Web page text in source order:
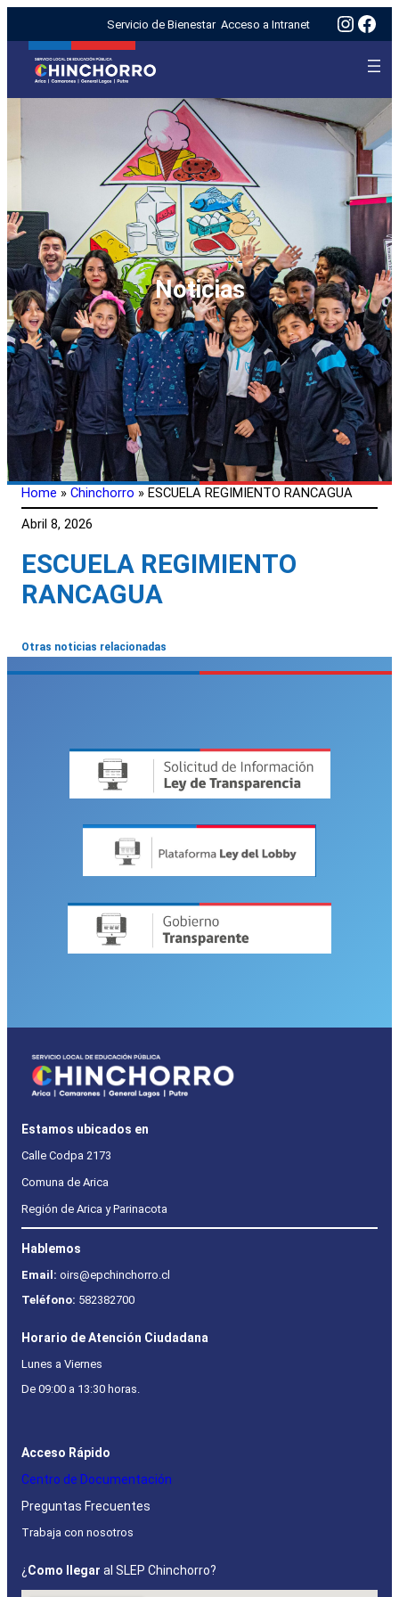
Servicio de Bienestar Acceso a Intranet
Noticias
Home » Chinchorro » ESCUELA REGIMIENTO RANCAGUA
Abril 8, 2026
ESCUELA REGIMIENTO
RANCAGUA
Otras noticias relacionadas
Estamos ubicados en
Calle Codpa 2173
Comuna de Arica
Región de Arica y Parinacota
Hablemos
Email: oirs@epchinchorro.cl
Teléfono: 582382700
Horario de Atención Ciudadana
Lunes a Viernes
De 09:00 a 13:30 horas.
Acceso Rápido
Centro de Documentación
Preguntas Frecuentes
Trabaja con nosotros
¿ Como llegar al SLEP Chinchorro?